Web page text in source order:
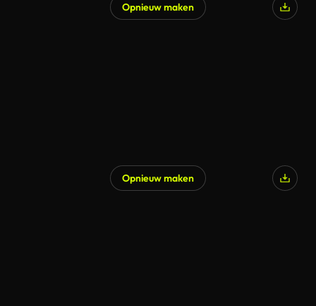
Opnieuw maken
Opnieuw maken